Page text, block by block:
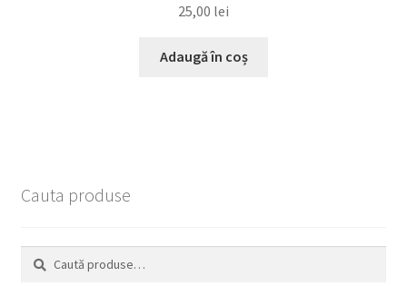
25,00 lei
Adaugă în coș
Cauta produse
Caută
după:
Caută